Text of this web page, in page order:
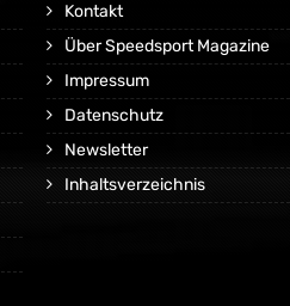
Kontakt
Über Speedsport Magazine
Impressum
Datenschutz
Newsletter
Inhaltsverzeichnis